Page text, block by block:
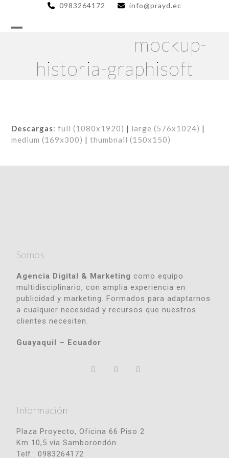
content
0983264172 info@prayd.ec
mockup-
historia-graphisoft
Descargas:full (1080x1920) | large (576x1024) |
medium (169x300) |thumbnail (150x150)
Somos
Agencia Digital & Marketing como equipo
multidisciplinario, con amplia experiencia en
publicidad y marketing. Formados para adaptarnos
a cualquier necesidad y recursos que nuestros
clientes necesiten.
Guayaquil – Ecuador
Información
Plaza Proyecto, Oficina 66 Piso 2
Km 10,5 vía Samborondón
Telf.: 0983264172